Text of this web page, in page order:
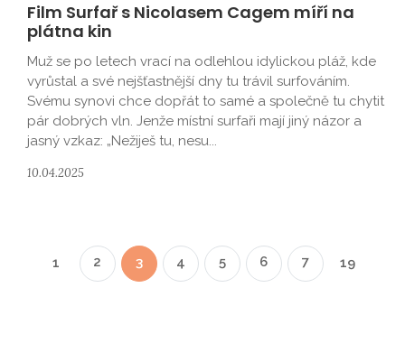
Film Surfař s Nicolasem Cagem míří na
plátna kin
Muž se po letech vrací na odlehlou idylickou pláž, kde
vyrůstal a své nejšťastnější dny tu trávil surfováním.
Svému synovi chce dopřát to samé a společně tu chytit
pár dobrých vln. Jenže místní surfaři mají jiný názor a
jasný vzkaz: „Nežiješ tu, nesu...
10.04.2025
1 2 3 4 5 6 7 19